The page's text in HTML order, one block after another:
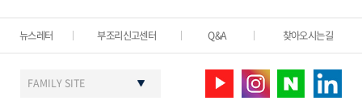
뉴스레터 부조리신고센터 Q&A 찾아오시는길
FAMILY SITE